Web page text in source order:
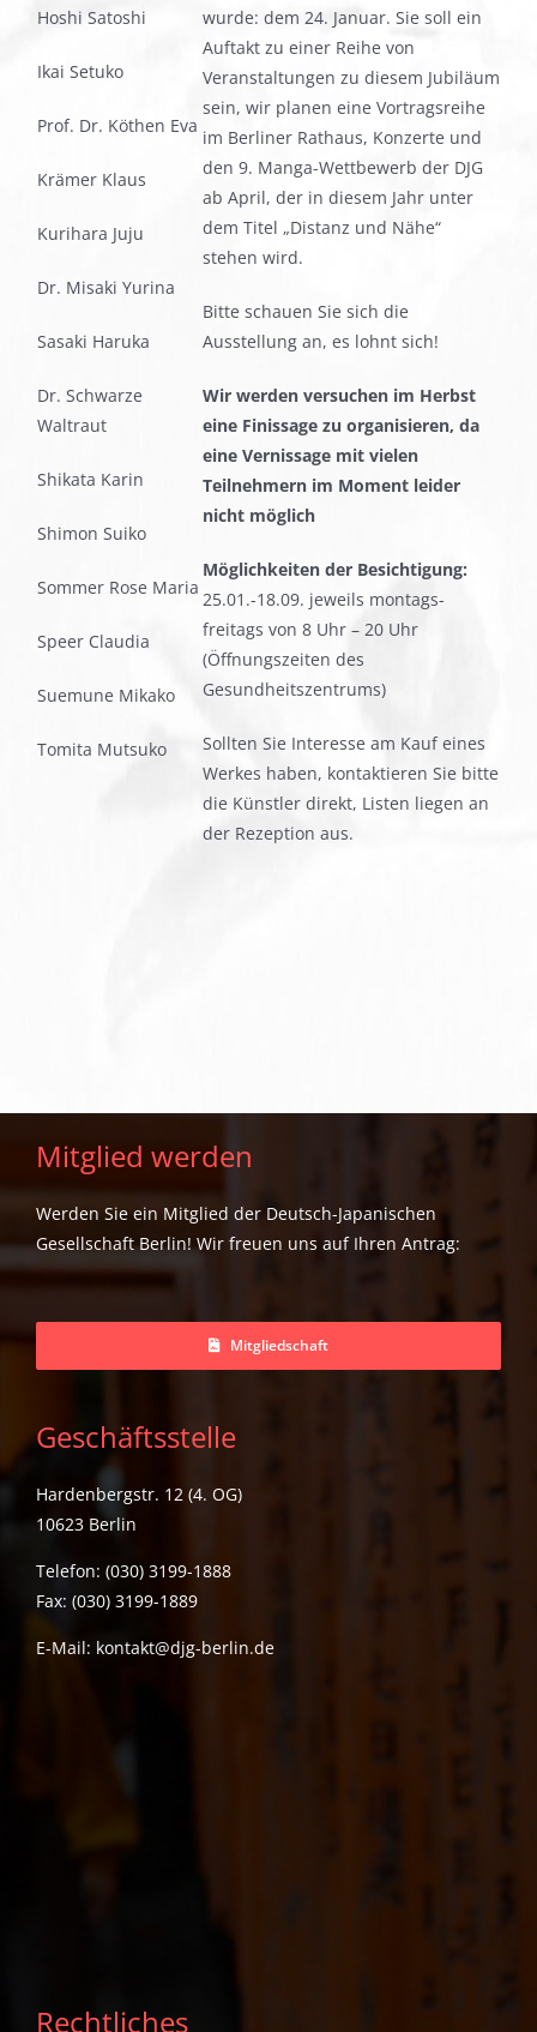
Hoshi Satoshi
Ikai Setuko
Prof. Dr. Köthen Eva
Krämer Klaus
Kurihara Juju
Dr. Misaki Yurina
Sasaki Haruka
Dr. Schwarze
Waltraut
Shikata Karin
Shimon Suiko
Sommer Rose Maria
Speer Claudia
Suemune Mikako
Tomita Mutsuko
wurde: dem 24. Januar. Sie soll ein
Auftakt zu einer Reihe von
Veranstaltungen zu diesem Jubiläum
sein, wir planen eine Vortragsreihe
im Berliner Rathaus, Konzerte und
den 9. Manga-Wettbewerb der DJG
ab April, der in diesem Jahr unter
dem Titel „Distanz und Nähe“
stehen wird.
Bitte schauen Sie sich die
Ausstellung an, es lohnt sich!
Wir werden versuchen im Herbst
eine Finissage zu organisieren, da
eine Vernissage mit vielen
Teilnehmern im Moment leider
nicht möglich
Möglichkeiten der Besichtigung:
25.01.-18.09. jeweils montags-
freitags von 8 Uhr – 20 Uhr
(Öffnungszeiten des
Gesundheitszentrums)
Sollten Sie Interesse am Kauf eines
Werkes haben, kontaktieren Sie bitte
die Künstler direkt, Listen liegen an
der Rezeption aus.
Mitglied werden
Werden Sie ein Mitglied der Deutsch-Japanischen
Gesellschaft Berlin! Wir freuen uns auf Ihren Antrag:
Mitgliedschaft
Geschäftsstelle
Hardenbergstr. 12 (4. OG)
10623 Berlin
Telefon: (030) 3199-1888
Fax: (030) 3199-1889
E-Mail: kontakt@djg-berlin.de
Rechtliches